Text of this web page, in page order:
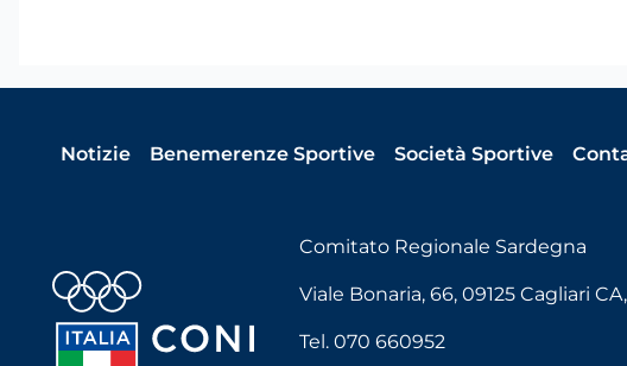
Notizie Benemerenze Sportive Società Sportive
Comitato Regionale Sardegna
Viale Bonaria, 66, 09125 Cagliari
Tel. 070 660952